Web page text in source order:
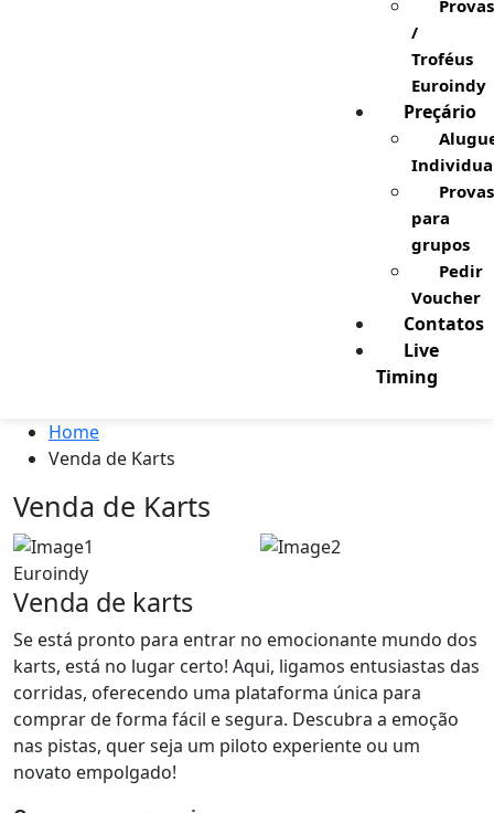
Provas
/
Troféus
Euroindy
Preçário
Provas
para
grupos
Pedir
Voucher
Contatos
Live
Timing
Home
Venda de Karts
Venda de Karts
Euroindy
Venda de karts
Se está pronto para entrar no emocionante mundo dos
karts, está no lugar certo! Aqui, ligamos entusiastas das
corridas, oferecendo uma plataforma única para
comprar de forma fácil e segura. Descubra a emoção
nas pistas, quer seja um piloto experiente ou um
novato empolgado!